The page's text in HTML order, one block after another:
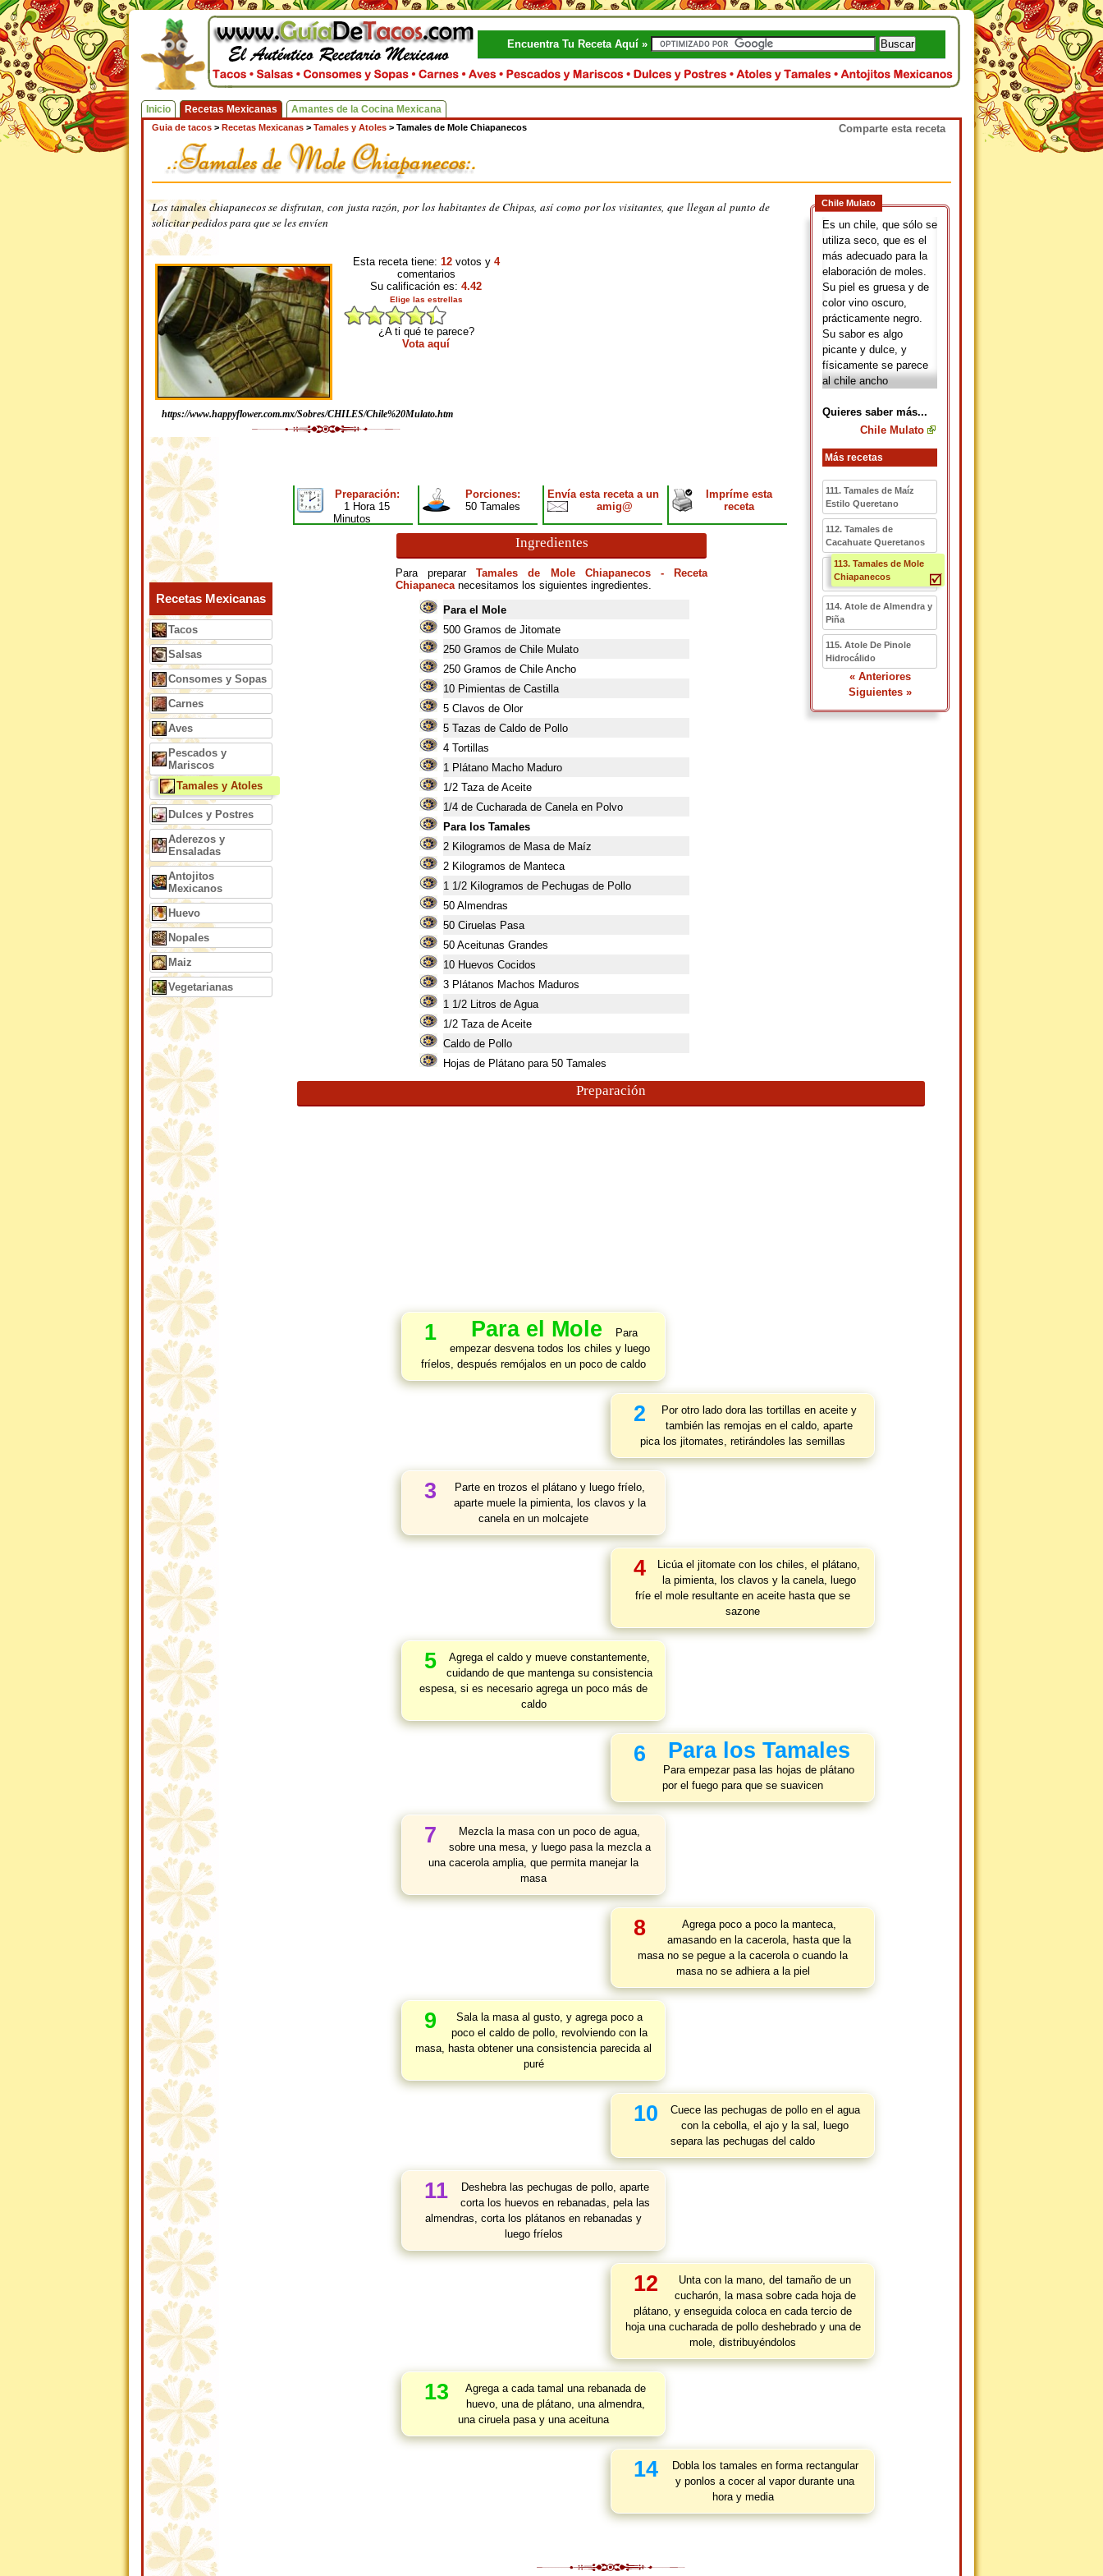
Encuentra Tu Receta Aquí »
Inicio Recetas Mexicanas Amantes de la Cocina Mexicana
Guia de tacos > Recetas Mexicanas > Tamales y Atoles > Tamales de Mole Chiapanecos
Los tamales chiapanecos se disfrutan, con justa razón, por los habitantes de Chipas, así como por los visitantes, que llegan al punto de
solicitar pedidos para que se les envíen
https://www.happyflower.com.mx/Sobres/CHILES/Chile%20Mulato.htm
Esta receta tiene: 12votos y 4
comentarios
Su calificación es: 4.42
Elige las estrellas
¿A ti qué te parece?
Vota aquí
Chile Mulato
Es un chile, que sólo se
utiliza seco, que es el
más adecuado para la
elaboración de moles.
Su piel es gruesa y de
color vino oscuro,
prácticamente negro.
Su sabor es algo
picante y dulce, y
físicamente se parece
al chile ancho
Quieres saber más...
Chile Mulato
Más recetas
111. Tamales de Maíz
Estilo Queretano
112. Tamales de
Cacahuate Queretanos
113. Tamales de Mole
Chiapanecos
114. Atole de Almendra y
Piña
115. Atole De Pinole
Hidrocálido
« Anteriores
Siguientes »
Preparación:
1 Hora 15
Minutos
Porciones:
50 Tamales
Envía esta receta a un
amig@
Impríme esta
receta
Ingredientes
Para prepararTamales de Mole Chiapanecos - Receta
Chiapanecanecesitamos los siguientes ingredientes.
Para el Mole
500 Gramos de Jitomate
250 Gramos de Chile Mulato
250 Gramos de Chile Ancho
10 Pimientas de Castilla
5 Clavos de Olor
5 Tazas de Caldo de Pollo
4 Tortillas
1 Plátano Macho Maduro
1/2 Taza de Aceite
1/4 de Cucharada de Canela en Polvo
Para los Tamales
2 Kilogramos de Masa de Maíz
2 Kilogramos de Manteca
1 1/2 Kilogramos de Pechugas de Pollo
50 Almendras
50 Ciruelas Pasa
50 Aceitunas Grandes
10 Huevos Cocidos
3 Plátanos Machos Maduros
1 1/2 Litros de Agua
1/2 Taza de Aceite
Caldo de Pollo
Hojas de Plátano para 50 Tamales
Preparación
1 Para el Mole
Para
empezar desvena todos los chiles y luego
fríelos, después remójalos en un poco de caldo
2
Por otro lado dora las tortillas en aceite y
también las remojas en el caldo, aparte
pica los jitomates, retirándoles las semillas
3
Parte en trozos el plátano y luego fríelo,
aparte muele la pimienta, los clavos y la
canela en un molcajete
4
Licúa el jitomate con los chiles, el plátano,
la pimienta, los clavos y la canela, luego
fríe el mole resultante en aceite hasta que se
sazone
5
Agrega el caldo y mueve constantemente,
cuidando de que mantenga su consistencia
espesa, si es necesario agrega un poco más de
caldo
6 Para los Tamales
Para empezar pasa las hojas de plátano
por el fuego para que se suavicen
7
Mezcla la masa con un poco de agua,
sobre una mesa, y luego pasa la mezcla a
una cacerola amplia, que permita manejar la
masa
8
Agrega poco a poco la manteca,
amasando en la cacerola, hasta que la
masa no se pegue a la cacerola o cuando la
masa no se adhiera a la piel
9
Sala la masa al gusto, y agrega poco a
poco el caldo de pollo, revolviendo con la
masa, hasta obtener una consistencia parecida al
puré
10
Cuece las pechugas de pollo en el agua
con la cebolla, el ajo y la sal, luego
separa las pechugas del caldo
11
Deshebra las pechugas de pollo, aparte
corta los huevos en rebanadas, pela las
almendras, corta los plátanos en rebanadas y
luego fríelos
12
Unta con la mano, del tamaño de un
cucharón, la masa sobre cada hoja de
plátano, y enseguida coloca en cada tercio de
hoja una cucharada de pollo deshebrado y una de
mole, distribuyéndolos
13
Agrega a cada tamal una rebanada de
huevo, una de plátano, una almendra,
una ciruela pasa y una aceituna
14
Dobla los tamales en forma rectangular
y ponlos a cocer al vapor durante una
hora y media
Recetas Mexicanas
Tacos
Salsas
Consomes y Sopas
Carnes
Aves
Pescados y
Mariscos
Tamales y Atoles
Dulces y Postres
Aderezos y
Ensaladas
Antojitos
Mexicanos
Huevo
Nopales
Maiz
Vegetarianas
Comparte esta receta